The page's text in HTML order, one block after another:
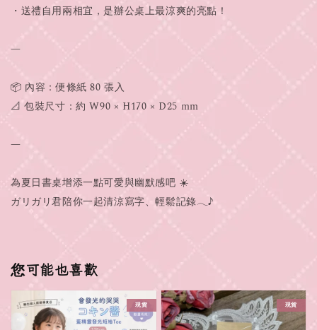
・送禮自用兩相宜，是辦公桌上最涼爽的亮點！
—
📦 內容：便條紙 80 張入
📐 包裝尺寸：約 W90 × H170 × D25 mm
—
為夏日書桌增添一點可愛與幽默感吧 ☀️
ガリガリ君陪你一起清涼寫字、輕鬆記錄𓂃♪
您可能也喜歡
現貨 現貨